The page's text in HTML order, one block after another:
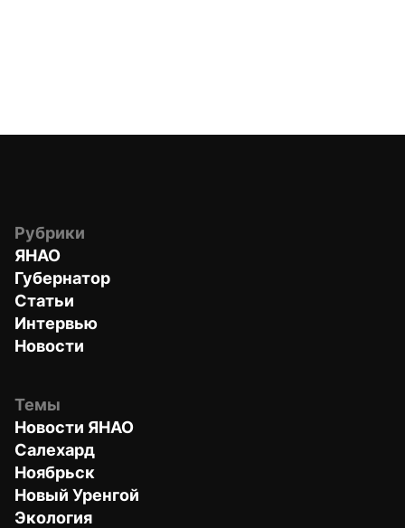
Рубрики
ЯНАО
Губернатор
Статьи
Интервью
Новости
Темы
Новости ЯНАО
Салехард
Ноябрьск
Новый Уренгой
Экология